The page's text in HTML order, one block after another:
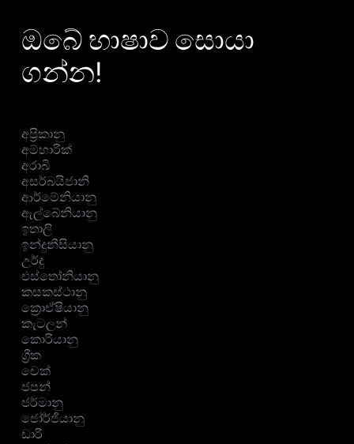
ඔබේ භාෂාව සොයා
ගන්න!
අප්‍රිකානු
අම්හාරික්
අරාබි
අසර්බයිජානි
ආර්මේනියානු
ඇල්බේනියානු
ඉතාලි
ඉන්දුනීසියානු
උර්දු
එස්තෝනියානු
කසකස්ථානු
ක්‍රොඒෂියානු
කැටලන්
කොරියානු
ග්‍රීක
චෙක්
ජපන්
ජර්මානු
ජෝර්ජියානු
ඩාරි